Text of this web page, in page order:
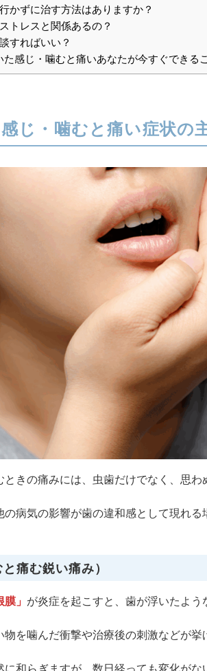
かずに治す方法はありますか？
トレスと関係あるの？
すればいい？
た感じ・噛むと痛いあなたが今すぐできる
じ・噛むと痛い症状の
きの痛みには、虫歯だけでなく、思わ
の病気の影響が歯の違和感として現れ
痛む鋭い痛み）
膜」 が炎症を起こすと、歯が浮いたよう
を噛んだ衝撃や治療後の刺激などが挙
和らぎますが、数日経っても変化がな